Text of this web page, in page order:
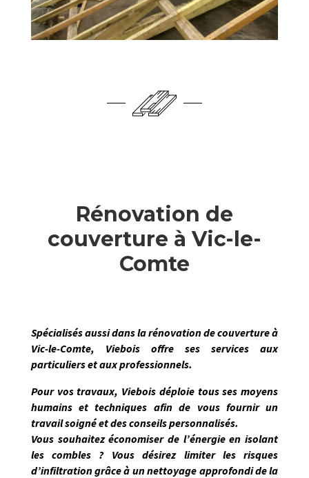
Rénovation de
couverture à Vic-le-
Comte
Spécialisés aussi dans larénovation de couvertureà
Vic-le-Comte, Vieboisoffre ses services aux
particuliers et aux professionnels.
Pour vos travaux, Viebois déploie tous ses moyens
humains et techniques afin de vous fournir un
travail soigné et des conseils personnalisés.
Vous souhaitez économiser de l’énergie en isolant
les combles ? Vous désirez limiter les risques
d’infiltration grâce à un nettoyage approfondi de la